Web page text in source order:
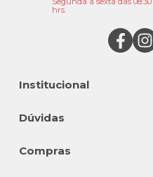
Institucional
Dúvidas
Compras
hrs.